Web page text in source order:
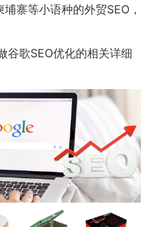
寨等小语种的外贸SEO，
谷歌SEO优化的相关详细